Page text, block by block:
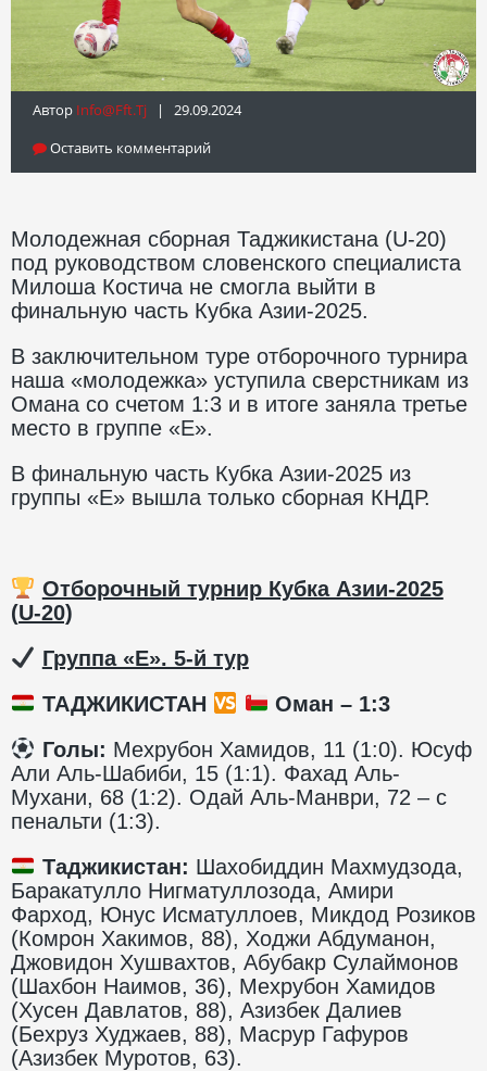
Автор Info@fft.tj | 29.09.2024
Оставить комментарий
Молодежная сборная Таджикистана (U-20)
под руководством словенского специалиста
Милоша Костича не смогла выйти в
финальную часть Кубка Азии-2025.
В заключительном туре отборочного турнира
наша «молодежка» уступила сверстникам из
Омана со счетом 1:3 и в итоге заняла третье
место в группе «Е».
В финальную часть Кубка Азии-2025 из
группы «Е» вышла только сборная КНДР.
Отборочный турнир Кубка Азии-2025
(U-20)
Группа «Е». 5-й тур
ТАДЖИКИСТАН
Оман – 1:3
️ Голы: Мехрубон Хамидов, 11 (1:0). Юсуф
Али Аль-Шабиби, 15 (1:1). Фахад Аль-
Мухани, 68 (1:2). Одай Аль-Манври, 72 – с
пенальти (1:3).
Таджикистан: Шахобиддин Махмудзода,
Баракатулло Нигматуллозода, Амири
Фарход, Юнус Исматуллоев, Микдод Розиков
(Комрон Хакимов, 88), Ходжи Абдуманон,
Джовидон Хушвахтов, Абубакр Сулаймонов
(Шахбон Наимов, 36), Мехрубон Хамидов
(Хусен Давлатов, 88), Азизбек Далиев
(Бехруз Худжаев, 88), Масрур Гафуров
(Азизбек Муротов, 63).